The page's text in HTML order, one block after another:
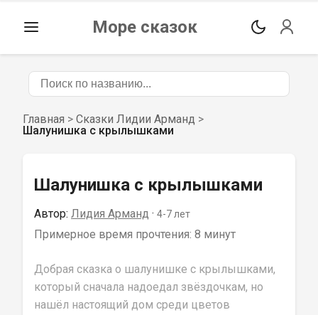
Море сказок
Главная > Сказки Лидии Арманд >
Шалунишка с крылышками
Шалунишка с крылышками
Автор: Лидия Арманд · 4-7 лет
Примерное время прочтения: 8 минут
Добрая сказка о шалунишке с крылышками,
который сначала надоедал звёздочкам, но
нашёл настоящий дом среди цветов